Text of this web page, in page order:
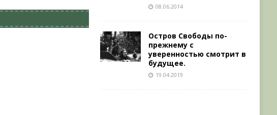
08.06.2014
Остров Свободы по-
прежнему с
уверенностью смотрит в
будущее.
19.04.2019